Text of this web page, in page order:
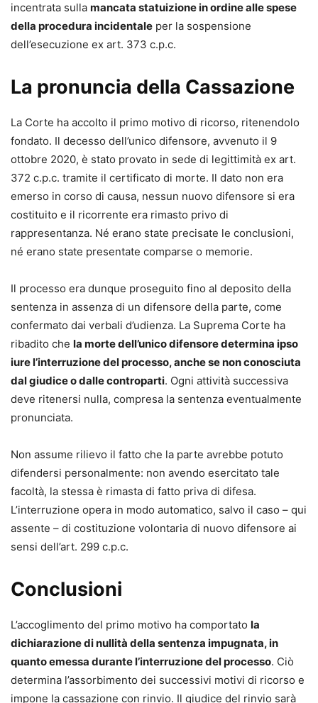
incentrata sulla mancata statuizione in ordine alle spese
della procedura incidentale per la sospensione
dell’esecuzione ex art. 373 c.p.c.
La pronuncia della Cassazione
La Corte ha accolto il primo motivo di ricorso, ritenendolo
fondato. Il decesso dell’unico difensore, avvenuto il 9
ottobre 2020, è stato provato in sede di legittimità ex art.
372 c.p.c. tramite il certificato di morte. Il dato non era
emerso in corso di causa, nessun nuovo difensore si era
costituito e il ricorrente era rimasto privo di
rappresentanza. Né erano state precisate le conclusioni,
né erano state presentate comparse o memorie.
Il processo era dunque proseguito fino al deposito della
sentenza in assenza di un difensore della parte, come
confermato dai verbali d’udienza. La Suprema Corte ha
ribadito che la morte dell’unico difensore determina ipso
iure l’interruzione del processo, anche se non conosciuta
dal giudice o dalle controparti. Ogni attività successiva
deve ritenersi nulla, compresa la sentenza eventualmente
pronunciata.
Non assume rilievo il fatto che la parte avrebbe potuto
difendersi personalmente: non avendo esercitato tale
facoltà, la stessa è rimasta di fatto priva di difesa.
L’interruzione opera in modo automatico, salvo il caso – qui
assente – di costituzione volontaria di nuovo difensore ai
sensi dell’art. 299 c.p.c.
Conclusioni
L’accoglimento del primo motivo ha comportato la
dichiarazione di nullità della sentenza impugnata, in
quanto emessa durante l’interruzione del processo. Ciò
determina l’assorbimento dei successivi motivi di ricorso e
impone la cassazione con rinvio. Il giudice del rinvio sarà